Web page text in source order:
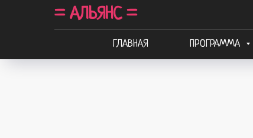
= АЛЬЯНС =
ГЛАВНАЯ ПРОГРАММА